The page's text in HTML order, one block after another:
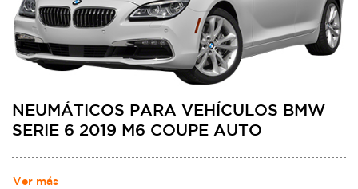
NEUMÁTICOS PARA VEHÍCULOS BMW
SERIE 6 2019 M6 COUPE AUTO
Ver más